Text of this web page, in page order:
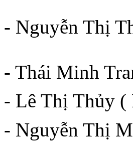
- Nguyễn Thị
- Thái Minh
- Lê Thị Thủy (
- Nguyễn Thị